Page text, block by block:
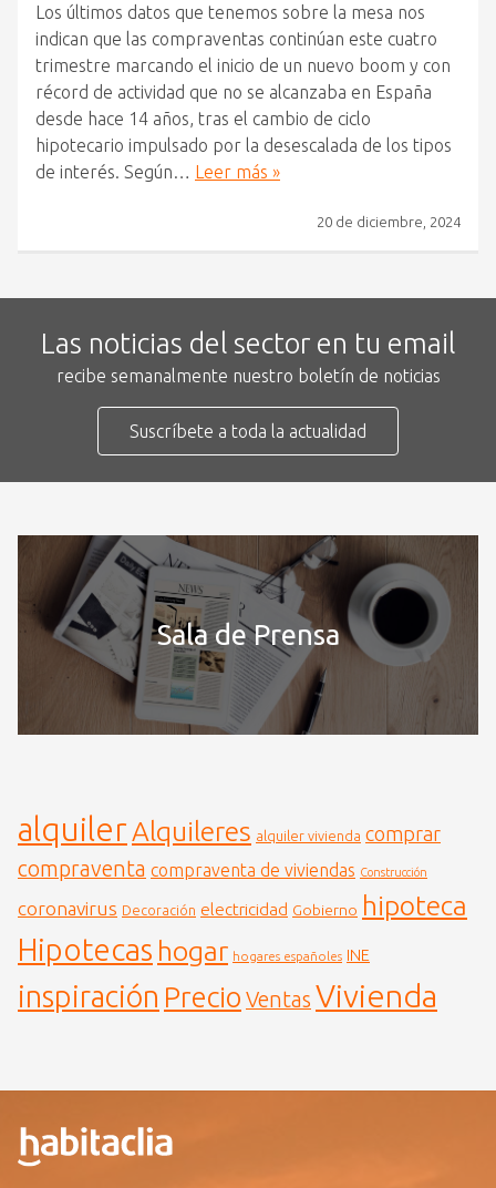
Los últimos datos que tenemos sobre la mesa nos
indican que las compraventas continúan este cuatro
trimestre marcando el inicio de un nuevo boom y con
récord de actividad que no se alcanzaba en España
desde hace 14 años, tras el cambio de ciclo
hipotecario impulsado por la desescalada de los tipos
de interés. Según… Leer más »
20 de diciembre, 2024
Las noticias del sector en tu email
recibe semanalmente nuestro boletín de noticias
Suscríbete a toda la actualidad
Sala de Prensa
alquilerAlquileres alquiler vivienda comprar
compraventa compraventa de viviendas Construcción
coronavirus Decoración electricidad Gobierno hipoteca
Hipotecas hogar hogares españoles INE
inspiración Precio Ventas Vivienda